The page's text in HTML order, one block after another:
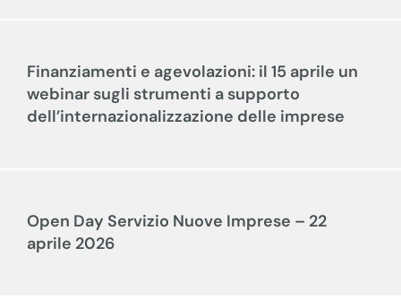
Finanziamenti e agevolazioni: il 15 aprile un
webinar sugli strumenti a supporto
dell’internazionalizzazione delle imprese
Open Day Servizio Nuove Imprese – 22
aprile 2026